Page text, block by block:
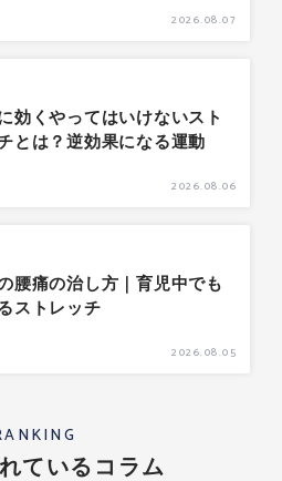
2026.08.07
効くやってはいけないスト
とは？逆効果になる運動
2026.08.06
腰痛の治し方｜育児中でも
ストレッチ
2026.08.05
ているコラム